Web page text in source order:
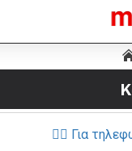
👉🏼 Για